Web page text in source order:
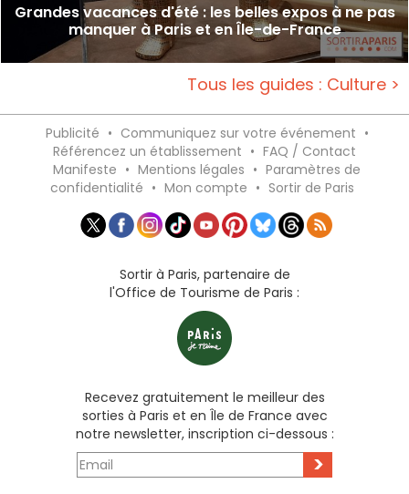
Grandes vacances d'été : les belles expos à ne pas
manquer à Paris et en Île-de-France
Tous les guides : Culture >
Publicité • Communiquez sur votre événement •
Référencez un établissement • FAQ / Contact
Manifeste • Mentions légales • Paramètres de
confidentialité • Mon compte • Sortir de Paris
Sortir à Paris, partenaire de
l'Office de Tourisme de Paris :
Recevez gratuitement le meilleur des
sorties à Paris et en Île de France avec
notre newsletter, inscription ci-dessous :
>